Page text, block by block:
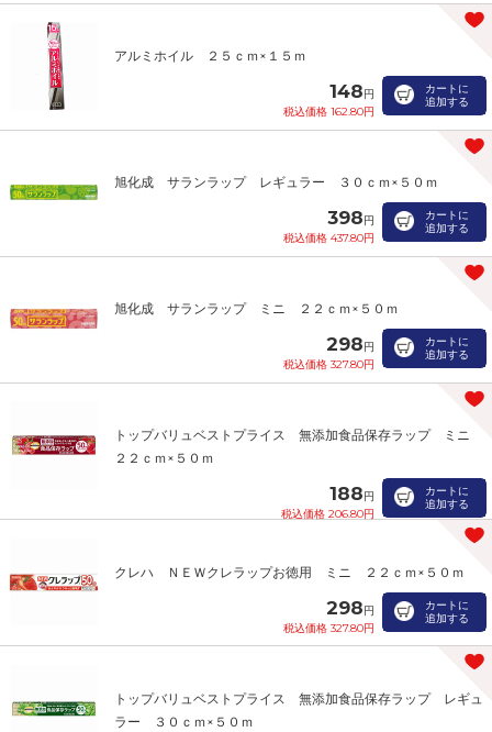
アルミホイル ２５ｃｍ×１５ｍ
148円
税込価格 162.80円
カートに
追加する
旭化成 サランラップ レギュラー ３０ｃｍ×５０ｍ
398円
税込価格 437.80円
カートに
追加する
旭化成 サランラップ ミニ ２２ｃｍ×５０ｍ
298円
税込価格 327.80円
カートに
追加する
トップバリュベストプライス 無添加食品保存ラップ ミニ
２２ｃｍ×５０ｍ
188円
税込価格 206.80円
カートに
追加する
クレハ ＮＥＷクレラップお徳用 ミニ ２２ｃｍ×５０ｍ
298円
税込価格 327.80円
カートに
追加する
トップバリュベストプライス 無添加食品保存ラップ レギュ
ラー ３０ｃｍ×５０ｍ